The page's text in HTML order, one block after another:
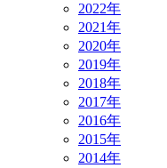
2022年
2021年
2020年
2019年
2018年
2017年
2016年
2015年
2014年